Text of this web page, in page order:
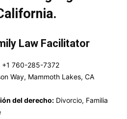
Law Facilitator
+1 760-285-7372
Way, Mammoth Lakes, CA
del derecho: Divorcio, Familia